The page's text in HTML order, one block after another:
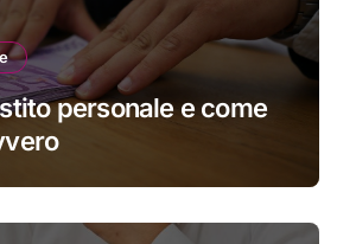
personale e come